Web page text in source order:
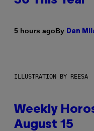
5 hours agoBy Dan
ILLUSTRATION BY REESA
Weekly
August 15